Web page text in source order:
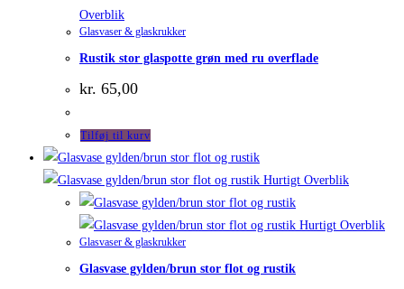
Overblik
Glasvaser & glaskrukker
Rustik stor glaspotte grøn med ru overflade
kr. 65,00
Tilføj til kurv
Hurtigt Overblik
Hurtigt Overblik
Glasvaser & glaskrukker
Glasvase gylden/brun stor flot og rustik